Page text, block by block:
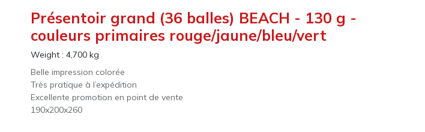
Présentoir grand (36 balles) BEACH - 130 g -
couleurs primaires rouge/jaune/bleu/vert
Weight : 4,700kg
Belle impression colorée
Très pratique à l’expédition
Excellente promotion en point de vente
190x200x260